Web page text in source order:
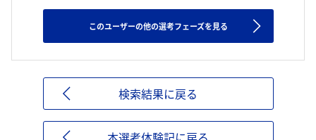
このユーザーの他の選考フェーズを見る
検索結果に戻る